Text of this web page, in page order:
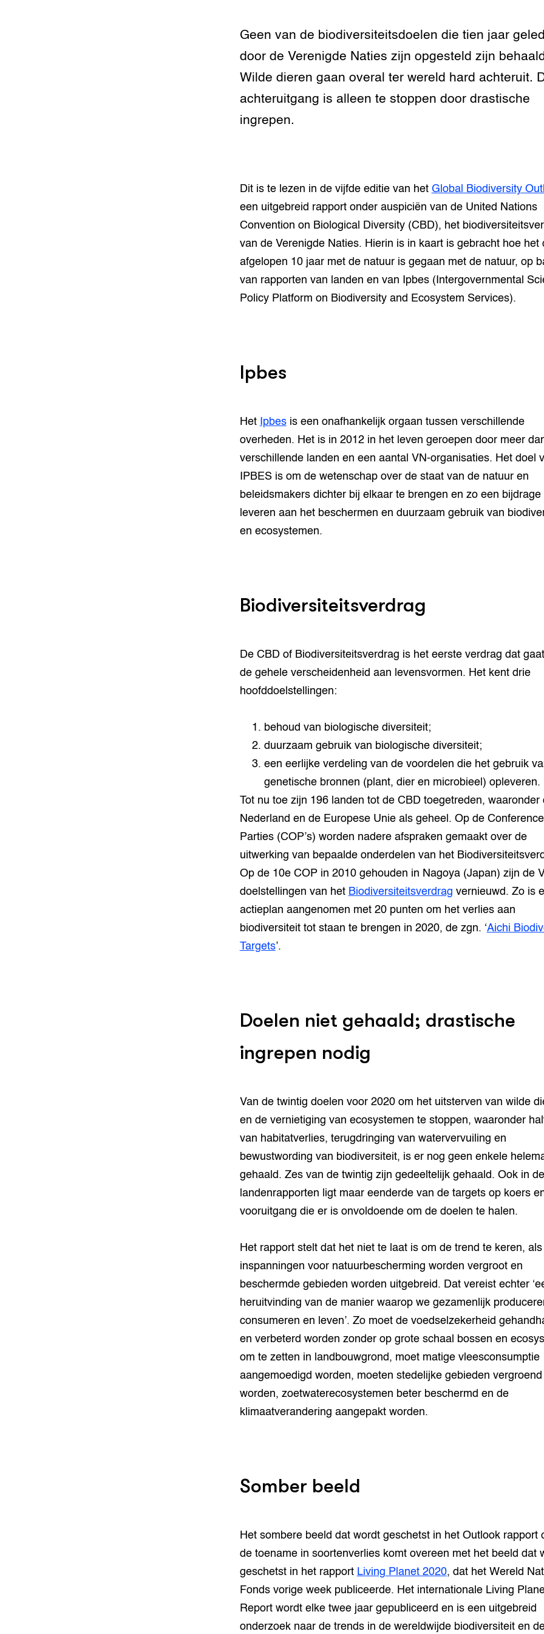
Meten van dierenwelzijn: het
dier centraal
Smart Livestock
Management
Stressvrij omgaan met de
Welzijn melkvee
Geen van de biodiversiteitsdoelen die tien jaar
door de Verenigde Naties zijn opgesteld zijn
Wilde dieren gaan overal ter wereld hard achteruit.
achteruitgang is alleen te stoppen door drastische
ingrepen.
Dit is te lezen in de vijfde editie van het Global Biodiversity
een uitgebreid rapport onder auspiciën van de United Nations
Convention on Biological Diversity (CBD), het
van de Verenigde Naties. Hierin is in kaart is gebracht hoe het
afgelopen 10 jaar met de natuur is gegaan met de natuur, op
van rapporten van landen en van Ipbes (Intergovernmental
Policy Platform on Biodiversity and Ecosystem Services).
Ipbes
Het Ipbesis een onafhankelijk orgaan tussen verschillende
overheden. Het is in 2012 in het leven geroepen door meer
verschillende landen en een aantal VN-organisaties. Het doel
IPBES is om de wetenschap over de staat van de natuur en
beleidsmakers dichter bij elkaar te brengen en zo een bijdrage
leveren aan het beschermen en duurzaam gebruik van
en ecosystemen.
Biodiversiteitsverdrag
De CBD of Biodiversiteitsverdrag is het eerste verdrag dat
de gehele verscheidenheid aan levensvormen. Het kent drie
hoofddoelstellingen:
behoud van biologische diversiteit;
duurzaam gebruik van biologische diversiteit;
een eerlijke verdeling van de voordelen die het gebruik
genetische bronnen (plant, dier en microbieel) opleveren.
Tot nu toe zijn 196 landen tot de CBD toegetreden, waaronder
Nederland en de Europese Unie als geheel. Op de
Parties (COP’s) worden nadere afspraken gemaakt over de
uitwerking van bepaalde onderdelen van het
Op de 10e COP in 2010 gehouden in Nagoya (Japan) zijn de
doelstellingen van het Biodiversiteitsverdrag vernieuwd. Zo is
actieplan aangenomen met 20 punten om het verlies aan
biodiversiteit tot staan te brengen in 2020, de zgn. ‘Aichi
Targets’.
Doelen niet gehaald; drastische
ingrepen nodig
Van de twintig doelen voor 2020 om het uitsterven van wilde
en de vernietiging van ecosystemen te stoppen, waaronder
van habitatverlies, terugdringing van watervervuiling en
bewustwording van biodiversiteit, is er nog geen enkele
gehaald. Zes van de twintig zijn gedeeltelijk gehaald. Ook in de
landenrapporten ligt maar eenderde van de targets op koers
vooruitgang die er is onvoldoende om de doelen te halen.
Het rapport stelt dat het niet te laat is om de trend te keren,
inspanningen voor natuurbescherming worden vergroot en
beschermde gebieden worden uitgebreid. Dat vereist echter
heruitvinding van de manier waarop we gezamenlijk
consumeren en leven’. Zo moet de voedselzekerheid
en verbeterd worden zonder op grote schaal bossen en
om te zetten in landbouwgrond, moet matige vleesconsumptie
aangemoedigd worden, moeten stedelijke gebieden vergroend
worden, zoetwaterecosystemen beter beschermd en de
klimaatverandering aangepakt worden.
Somber beeld
Het sombere beeld dat wordt geschetst in het Outlook rapport
de toename in soortenverlies komt overeen met het beeld dat
geschetst in het rapport Living Planet 2020, dat het Wereld
Fonds vorige week publiceerde. Het internationale Living
Report wordt elke twee jaar gepubliceerd en is een uitgebreid
onderzoek naar de trends in de wereldwijde biodiversiteit en